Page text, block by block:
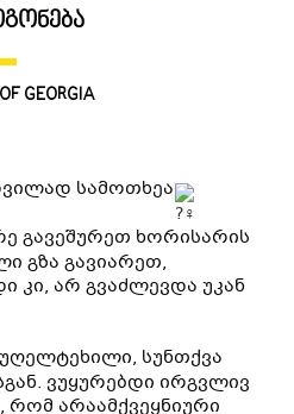
GEORGIA
სამოთხეა
გავეშურეთ ხორისარის
გზა გავიარეთ,
კი, არ გვაძლევდა უკან
სუნთქვა
ვუყურებდი ირგვლივ
არაამქვეყნიური